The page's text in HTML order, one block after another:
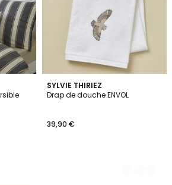
SYLVIE THIRIEZ
Drap de douche ENVOL
39,90 €
2
Couleurs